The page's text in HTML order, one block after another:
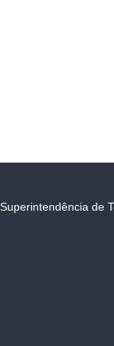
Superintendência de